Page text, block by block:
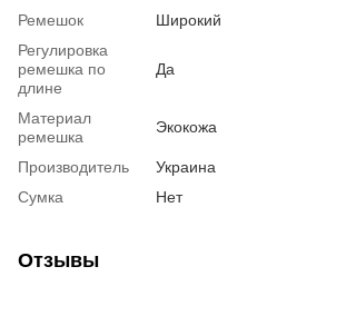
Ремешок
Широкий
Регулировка
ремешка по
длине
Да
Материал
ремешка
Экокожа
Производитель
Украина
Сумка
Нет
Отзывы